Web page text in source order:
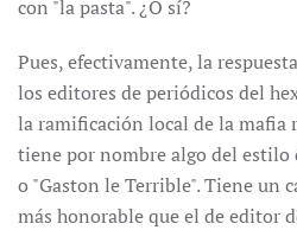
con "la pasta". ¿O sí?
Pues, efectivamente, la
los editores de periódicos del
la ramificación local de la mafia
tiene por nombre algo del estilo
o "Gaston le Terrible". Tiene un
más honorable que el de editor